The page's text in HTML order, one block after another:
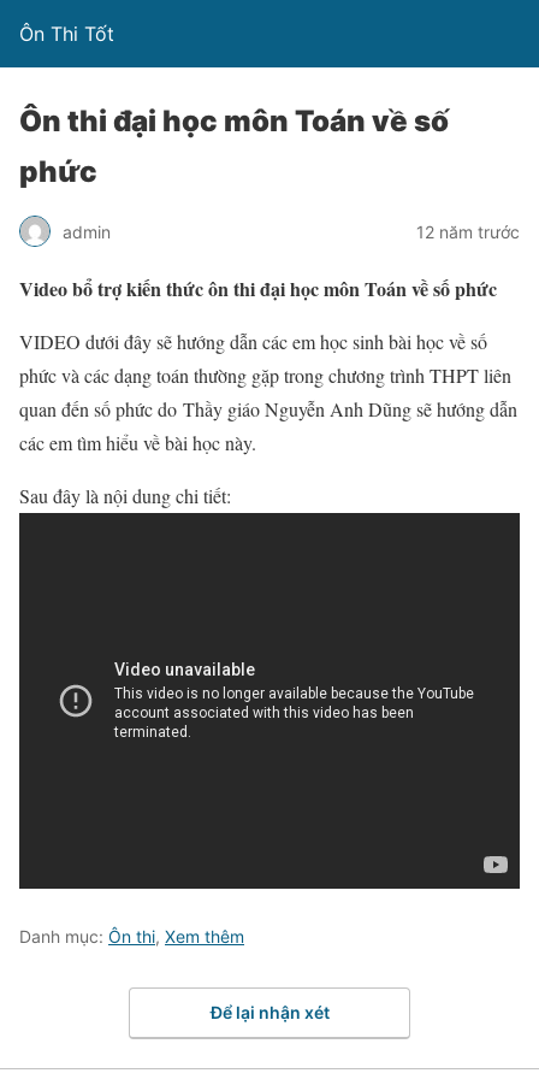
Ôn Thi Tốt
Ôn thi đại học môn Toán về số
phức
admin 12 năm trước
Video bổ trợ kiến thức ôn thi đại học môn Toán về số phức
VIDEO dưới đây sẽ hướng dẫn các em học sinh bài học về số
phức và các dạng toán thường gặp trong chương trình THPT liên
quan đến số phức do Thầy giáo Nguyễn Anh Dũng sẽ hướng dẫn
các em tìm hiểu về bài học này.
Sau đây là nội dung chi tiết:
Danh mục: Ôn thi, Xem thêm
Để lại nhận xét